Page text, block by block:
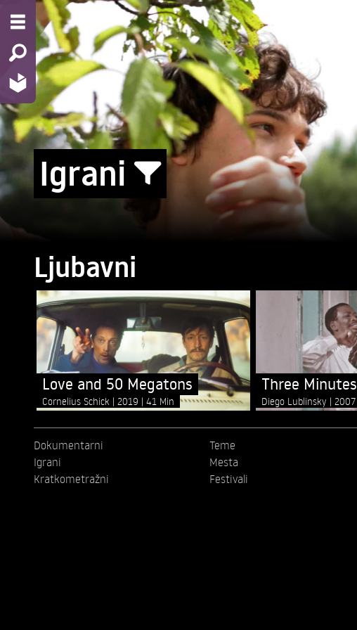
Igrani
Ljubavni
Love and 50 Megatons
Cornelius Schick 2019 41 Min
Three Minutes
Diego Lublinsky 2007
Dokumentarni
Igrani
Kratkometražni
Teme
Mesta
Festivali